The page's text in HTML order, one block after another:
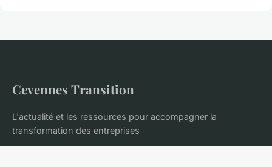
Cevennes Transition
L'actualité et les ressources pour accompagner la
transformation des entreprises